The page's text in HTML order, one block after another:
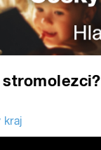
kraj